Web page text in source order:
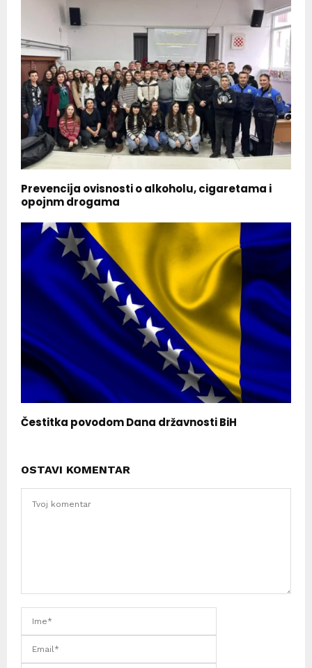
Prevencija ovisnosti o alkoholu, cigaretama i
opojnm drogama
Čestitka povodom Dana državnosti BiH
OSTAVI KOMENTAR